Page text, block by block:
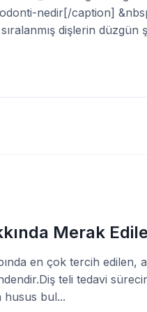
nedir[/caption]
dişlerin düzgün
Merak
en çok tercih edilen,
teli tedavi
husus bul...